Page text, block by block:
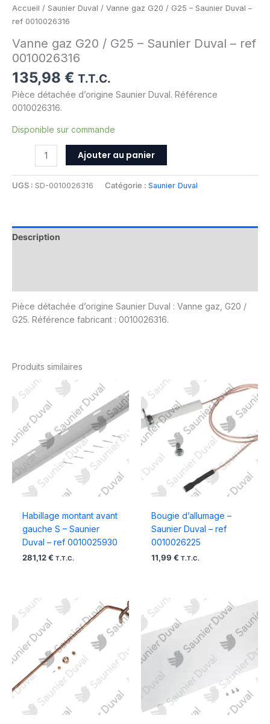
Accueil / Saunier Duval / Vanne gaz G20 / G25 – Saunier Duval –
ref 0010026316
Vanne gaz G20 / G25 – Saunier Duval – ref
0010026316
135,98 € T.T.C.
Pièce détachée d’origine Saunier Duval. Référence
0010026316.
Disponible sur commande
Ajouter au panier
UGS : SD-0010026316 Catégorie : Saunier Duval
Description
Pièce détachée d’origine Saunier Duval : Vanne gaz, G20 /
G25. Référence fabricant : 0010026316.
Produits similaires
Habillage montant avant
gauche S – Saunier
Duval – ref 0010025930
281,12 € T.T.C.
Bougie d’allumage –
Saunier Duval – ref
0010026225
11,99 € T.T.C.